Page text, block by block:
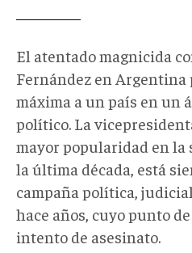
El atentado magnicida
Fernández en Argentina
máxima a un país en un
político. La
mayor popularidad en la
la última década, está
campaña política,
hace años, cuyo punto
intento de asesinato.